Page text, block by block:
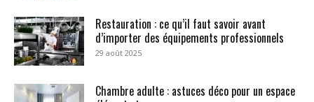
Restauration : ce qu’il faut savoir avant
d’importer des équipements professionnels
29 août 2025
Chambre adulte : astuces déco pour un espace